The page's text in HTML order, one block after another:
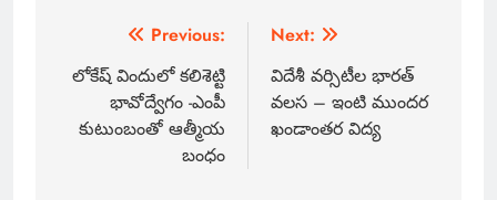
Previous:
లోకేష్ విందులో కలిశెట్టి
భావోద్వేగం -ఎంపీ
కుటుంబంతో ఆత్మీయ
బంధం
Next:
విదేశీ వర్సిటీల భారత్‌
వలస – ఇంటి ముందర
ఖండాంతర విద్య